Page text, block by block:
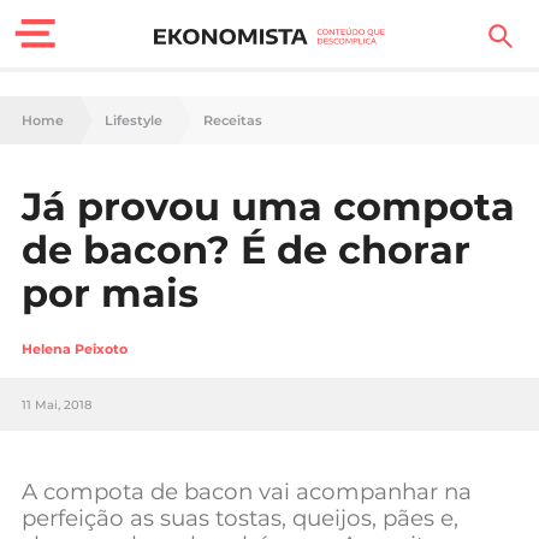
Finanças Pessoais
Carreira
Casa
Lifestyle
Sociedade
Negócios
Home Lifestyle Receitas
Já provou uma compota
de bacon? É de chorar
por mais
Helena Peixoto
11 Mai, 2018
A compota de bacon vai acompanhar na
perfeição as suas tostas, queijos, pães e,